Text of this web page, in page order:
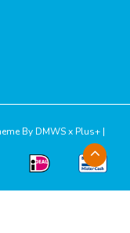
By DMWSx Plus+ |